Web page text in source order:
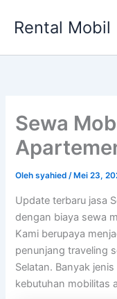
Rental Mobil
Sewa
Olehsyahied/ Mei 23,
Update terbaru jasa
dengan biaya sewa
Kami berupaya
penunjang traveling
Selatan. Banyak
kebutuhan mobilitas